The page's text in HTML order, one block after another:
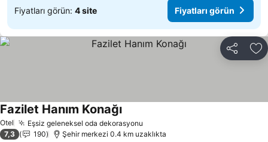
Fiyatları görün: 4 site Fiyatları görün
Paylaş
Otel Eşsiz geleneksel oda dekorasyonu
Fazilet Hanım KonağıFiyatları görün
7,3 190 Şehir merkezi 0.4 km uzaklıkta